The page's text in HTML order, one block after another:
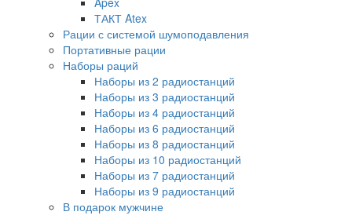
ТАКТ Atex
Рации с системой шумоподавления
Портативные рации
Наборы раций
Наборы из 2 радиостанций
Наборы из 3 радиостанций
Наборы из 4 радиостанций
Наборы из 6 радиостанций
Наборы из 8 радиостанций
Наборы из 10 радиостанций
Наборы из 7 радиостанций
Наборы из 9 радиостанций
В подарок мужчине